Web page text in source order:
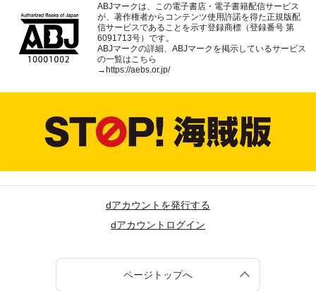
ABJマークは、この電子書店・電子書籍配信サービス
が、著作権者からコンテンツ使用許諾を得た正規版配
信サービスであることを示す登録商標（登録番号 第
6091713号）です。
ABJマークの詳細、ABJマークを掲示しているサービス
の一覧はこちら
→https://aebs.or.jp/
dアカウントを発行する
dアカウントログイン
ページトップへ